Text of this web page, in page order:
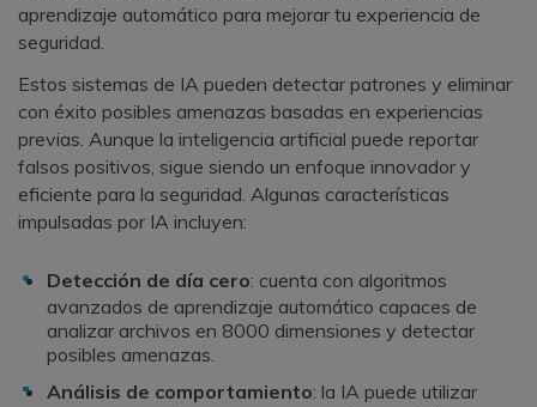
aprendizaje automático para mejorar tu experiencia de
seguridad.
Estos sistemas de IA pueden detectar patrones y eliminar
con éxito posibles amenazas basadas en experiencias
previas. Aunque la inteligencia artificial puede reportar
falsos positivos, sigue siendo un enfoque innovador y
eficiente para la seguridad. Algunas características
impulsadas por IA incluyen:
Detección de día cero: cuenta con algoritmos
avanzados de aprendizaje automático capaces de
analizar archivos en 8000 dimensiones y detectar
posibles amenazas.
Análisis de comportamiento: la IA puede utilizar